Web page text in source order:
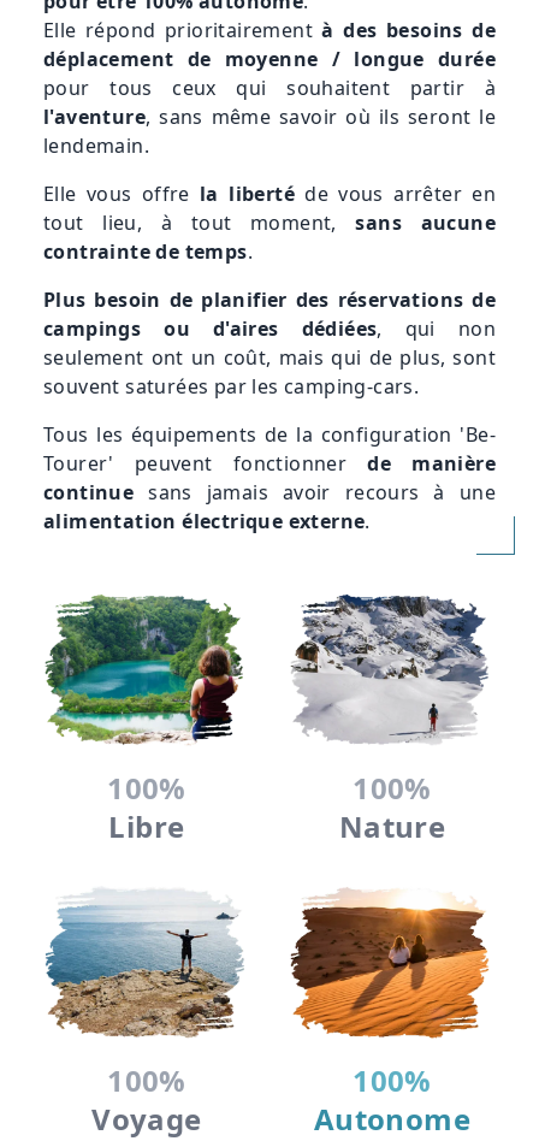
Elle répond prioritairementà des besoins de
déplacement de moyenne / longue durée
pour tous ceux qui souhaitent partir à
l'aventure, sans même savoir où ils seront le
lendemain.
Elle vous offre la libertéde vous arrêter en
tout lieu, à tout moment,sans aucune
contrainte de temps.
Plus besoin de planifier des réservations de
campings ou d'aires dédiées, qui non
seulement ont un coût, mais qui de plus, sont
souvent saturées par les camping-cars.
Tous les équipements de la configuration 'Be-
Tourer' peuvent fonctionnerde manière
continue sans jamais avoir recours à une
alimentation électrique externe.
100%
Libre
100%
Nature
100%
Voyage
100%
Autonome